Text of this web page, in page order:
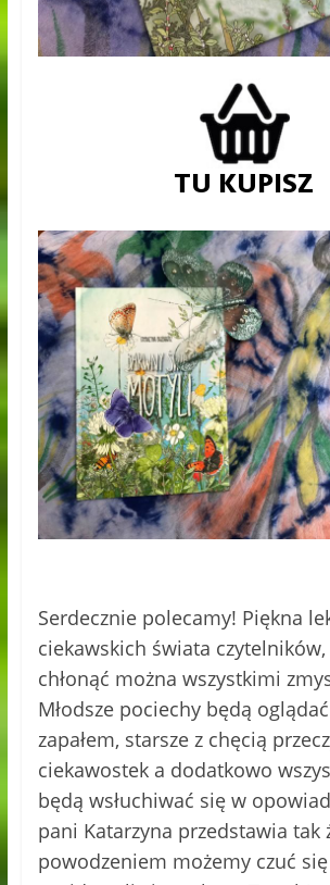
Serdecznie polecamy! Piękna
ciekawskich świata
chłonąć można wszystkimi
Młodsze pociechy będą
zapałem, starsze z chęcią
ciekawostek a dodatkowo
będą wsłuchiwać się w
pani Katarzyna przedstawia tak
powodzeniem możemy czuć